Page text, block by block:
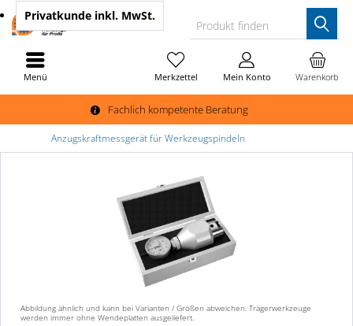
Fachlich kompetente Beratung
Produkt finden
Warenkorb
Merkzettel Mein Konto
Privatkunde inkl. MwSt.
Menü
Anzugskraftmessgerät für Werkzeugspindeln
Abbildung ähnlich und kann bei Varianten / Größen abweichen. Trägerwerkzeuge
werden immer ohne Wendeplatten ausgeliefert.